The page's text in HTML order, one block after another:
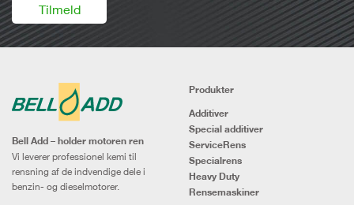
Tilmeld
Bell Add – holder motoren ren
Vi leverer professionel kemi til
rensning af de indvendige dele i
benzin- og dieselmotorer.
Produkter
Additiver
Special additiver
ServiceRens
Specialrens
Heavy Duty
Rensemaskiner